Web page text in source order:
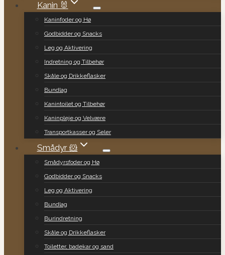
Kanin 🐰
Kaninfoder og Hø
Godbidder og Snacks
Leg og Aktivering
Indretning og Tilbehør
Skåle og Drikkeflasker
Bundlag
Kanintoilet og Tilbehør
Kaninpleje og Velvære
Transportkasser og Seler
Smådyr 🐹
Smådyrsfoder og Hø
Godbidder og Snacks
Leg og Aktivering
Bundlag
Burindretning
Skåle og Drikkeflasker
Toiletter, badekar og sand